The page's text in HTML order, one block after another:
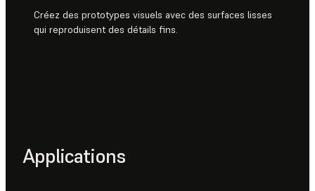
Créez des prototypes visuels avec des surfaces lisses
qui reproduisent des détails fins.
Applications